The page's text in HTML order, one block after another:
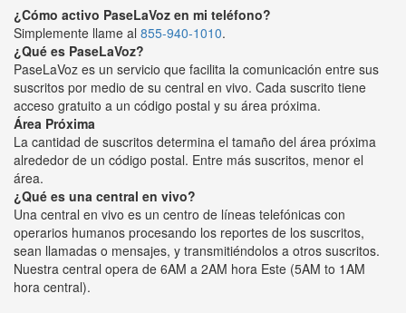
¿Cómo activo PaseLaVoz en mi teléfono?
Simplemente llame al 855-940-1010.
¿Qué es PaseLaVoz?
PaseLaVoz es un servicio que facilita la comunicación entre sus
suscritos por medio de su central en vivo. Cada suscrito tiene
acceso gratuito a un código postal y su área próxima.
Área Próxima
La cantidad de suscritos determina el tamaño del área próxima
alrededor de un código postal. Entre más suscritos, menor el
área.
¿Qué es una central en vivo?
Una central en vivo es un centro de líneas telefónicas con
operarios humanos procesando los reportes de los suscritos,
sean llamadas o mensajes, y transmitiéndolos a otros suscritos.
Nuestra central opera de 6AM a 2AM hora Este (5AM to 1AM
hora central).